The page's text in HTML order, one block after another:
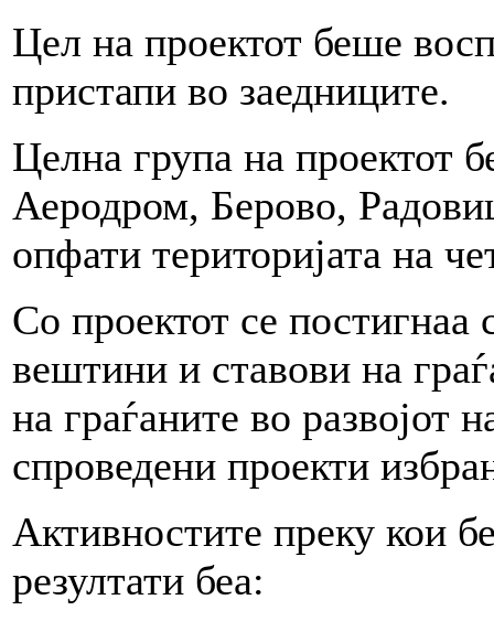
Цел на проектот беше
пристапи во заедниците.
Целна група на проектот
Аеродром, Берово,
опфати територијата на
Со проектот се постигнаа
вештини и ставови на
на граѓаните во развојот
спроведени проекти
Активностите преку кои
резултати беа: